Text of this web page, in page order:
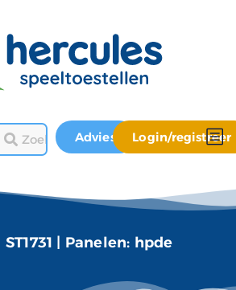
Advies Login/registreer
ST1731 | Panelen: hpde